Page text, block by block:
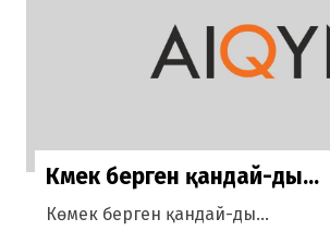
Көмек берген қандай-ды...
Көмек берген қандай-ды...